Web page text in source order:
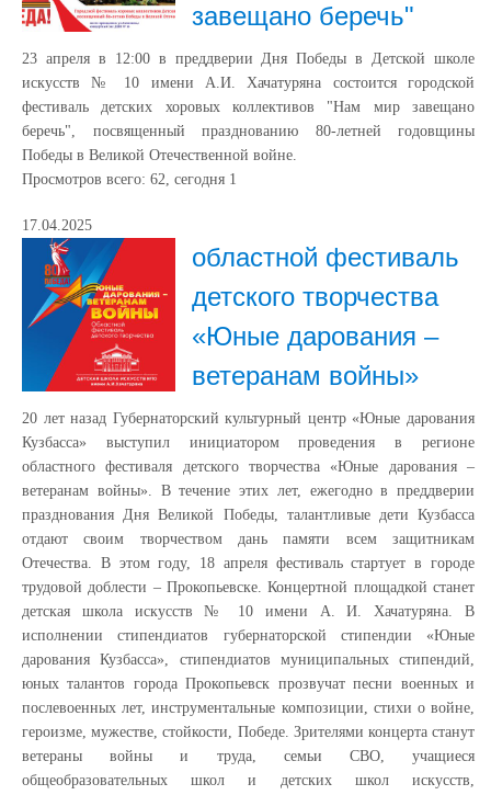
завещано беречь"
23 апреля в 12:00 в преддверии Дня Победы в Детской школе
искусств № 10 имени А.И. Хачатуряна состоится городской
фестиваль детских хоровых коллективов "Нам мир завещано
беречь", посвященный празднованию 80-летней годовщины
Победы в Великой Отечественной войне.
Просмотров всего: 62, сегодня 1
17.04.2025
областной фестиваль
детского творчества
«Юные дарования –
ветеранам войны»
20 лет назад Губернаторский культурный центр «Юные дарования
Кузбасса» выступил инициатором проведения в регионе
областного фестиваля детского творчества «Юные дарования –
ветеранам войны». В течение этих лет, ежегодно в преддверии
празднования Дня Великой Победы, талантливые дети Кузбасса
отдают своим творчеством дань памяти всем защитникам
Отечества. В этом году, 18 апреля фестиваль стартует в городе
трудовой доблести – Прокопьевске. Концертной площадкой станет
детская школа искусств № 10 имени А. И. Хачатуряна. В
исполнении стипендиатов губернаторской стипендии «Юные
дарования Кузбасса», стипендиатов муниципальных стипендий,
юных талантов города Прокопьевск прозвучат песни военных и
послевоенных лет, инструментальные композиции, стихи о войне,
героизме, мужестве, стойкости, Победе. Зрителями концерта станут
ветераны войны и труда, семьи СВО, учащиеся
общеобразовательных школ и детских школ искусств,